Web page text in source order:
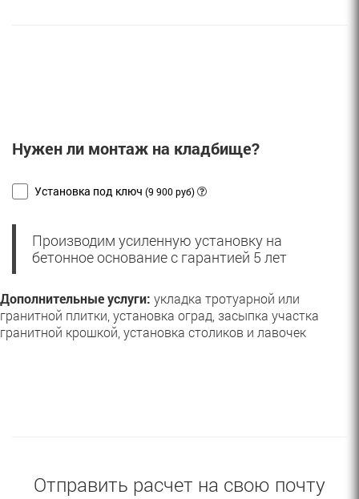
Нужен ли монтаж на кладбище?
Установка под ключ (9 900 руб)
Производим усиленную установку на
бетонное основание с гарантией 5 лет
Дополнительные услуги: укладка тротуарной или
гранитной плитки, установка оград, засыпка участка
гранитной крошкой, установка столиков и лавочек
Отправить расчет на свою почту